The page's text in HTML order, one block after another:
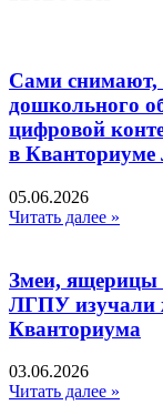
Сами снимают,
дошкольного
цифровой
в
05.06.2026
Читать далее »
Змеи, ящерицы
ЛГПУ изучали
Кванториума
03.06.2026
Читать далее »